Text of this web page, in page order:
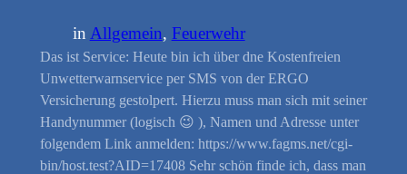
in Allgemein, Feuerwehr
Das ist Service: Heute bin ich über dne Kostenfreien
Unwetterwarnservice per SMS von der ERGO
Versicherung gestolpert. Hierzu muss man sich mit seiner
Handynummer (logisch 😉 ), Namen und Adresse unter
folgendem Link anmelden: https://www.fagms.net/cgi-
bin/host.test?AID=17408 Sehr schön finde ich, dass man